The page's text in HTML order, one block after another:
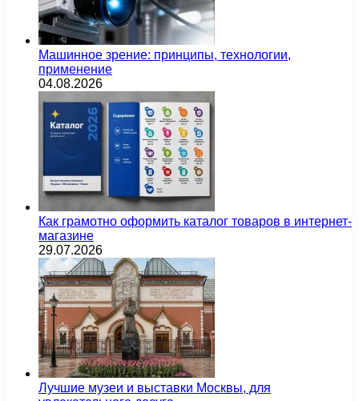
Машинное зрение: принципы, технологии,
применение
04.08.2026
Как грамотно оформить каталог товаров в интернет-
магазине
29.07.2026
Лучшие музеи и выставки Москвы, для